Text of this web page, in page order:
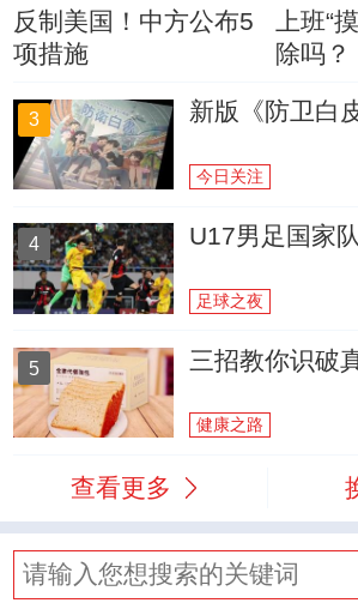
反制美国！中方公布5
项措施
上班“
除吗？
3 新版《防卫白
今日关注
4 U17男足国家
足球之夜
5 三招教你识破
健康之路
查看更多